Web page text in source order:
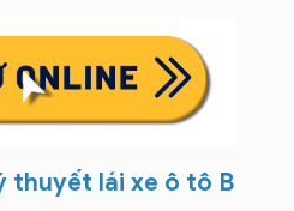
thuyết lái xe ô tô B